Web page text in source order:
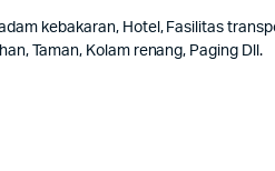
kebakaran, Hotel, Fasilitas
Taman, Kolam renang, Paging Dll.